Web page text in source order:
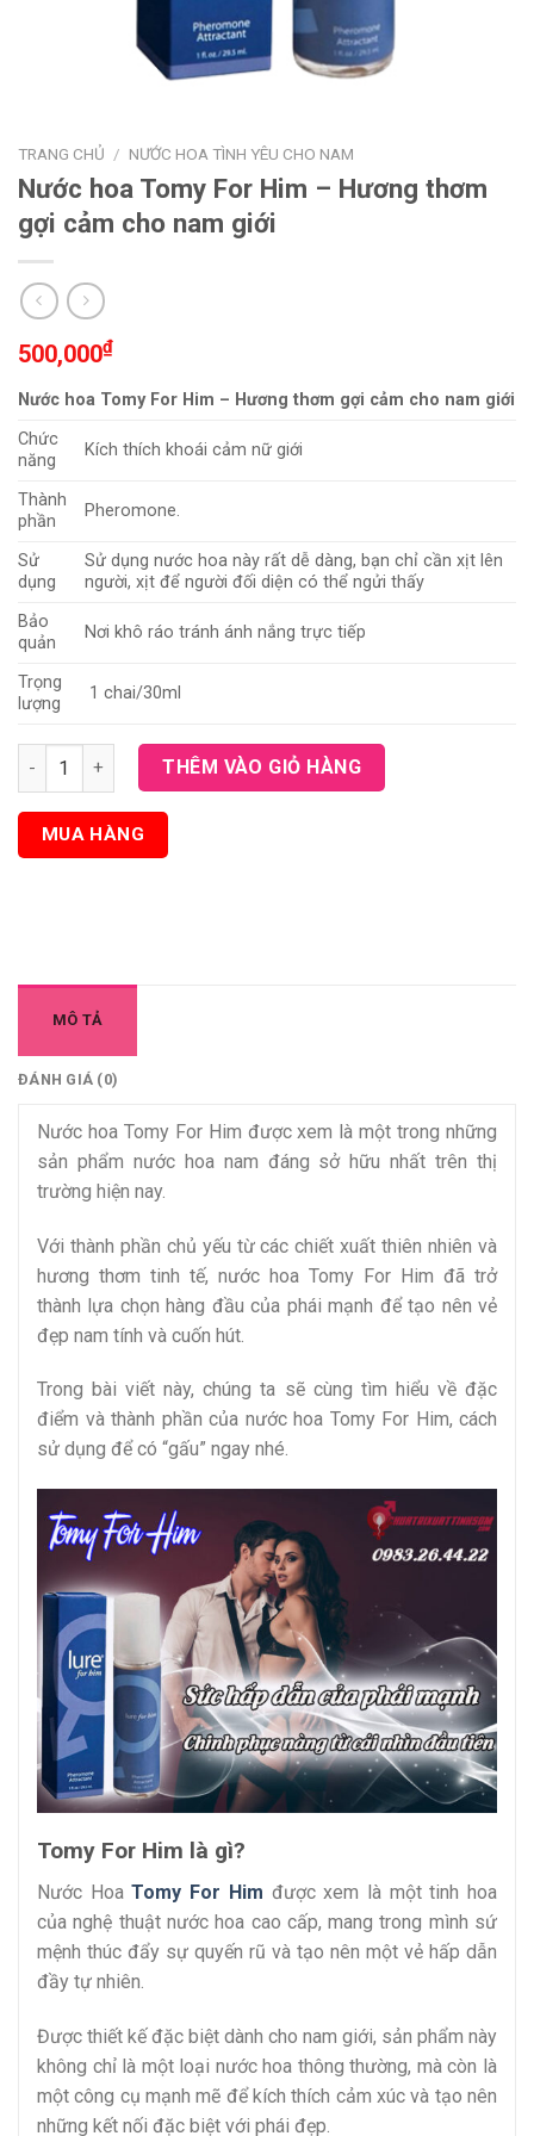
TRANG CHỦ / NƯỚC HOA TÌNH YÊU CHO NAM
Nước hoa Tomy For Him – Hương thơm
gợi cảm cho nam giới
500,000₫
Nước hoa Tomy For Him – Hương thơm gợi cảm cho nam giới
Chức
năng
Kích thích khoái cảm nữ giới
Thành
phần
Pheromone.
Sử
dụng
Sử dụng nước hoa này rất dễ dàng, bạn chỉ cần xịt lên
người, xịt để người đối diện có thể ngửi thấy
Bảo
quản
Nơi khô ráo tránh ánh nắng trực tiếp
Trọng
lượng
1 chai/30ml
Nước hoa Tomy For Him - Hương thơm gợi cảm cho nam giới
THÊM VÀO GIỎ HÀNG
MUA HÀNG
MÔ TẢ
ĐÁNH GIÁ (0)
Nước hoa Tomy For Him được xem là một trong những
sản phẩm nước hoa nam đáng sở hữu nhất trên thị
trường hiện nay.
Với thành phần chủ yếu từ các chiết xuất thiên nhiên và
hương thơm tinh tế, nước hoa Tomy For Him đã trở
thành lựa chọn hàng đầu của phái mạnh để tạo nên vẻ
đẹp nam tính và cuốn hút.
Trong bài viết này, chúng ta sẽ cùng tìm hiểu về đặc
điểm và thành phần của nước hoa Tomy For Him, cách
sử dụng để có “gấu” ngay nhé.
Tomy For Him là gì?
Nước HoaTomy For Him được xem là một tinh hoa
của nghệ thuật nước hoa cao cấp, mang trong mình sứ
mệnh thúc đẩy sự quyến rũ và tạo nên một vẻ hấp dẫn
đầy tự nhiên.
Được thiết kế đặc biệt dành cho nam giới, sản phẩm này
không chỉ là một loại nước hoa thông thường, mà còn là
một công cụ mạnh mẽ để kích thích cảm xúc và tạo nên
những kết nối đặc biệt với phái đẹp.